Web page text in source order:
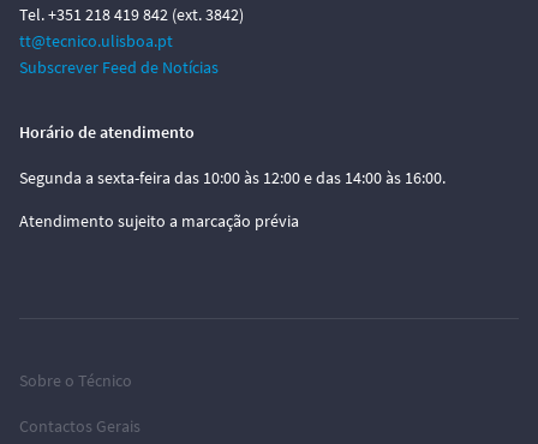
Tel. +351 218 419 842 (ext. 3842)
tt@tecnico.ulisboa.pt
Subscrever Feed de Notícias
Horário de atendimento
Segunda a sexta-feira das 10:00 às 12:00 e das 14:00 às 16:00.
Atendimento sujeito a marcação prévia
Sobre o Técnico
Contactos Gerais